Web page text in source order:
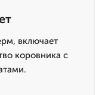
включает
коровника с